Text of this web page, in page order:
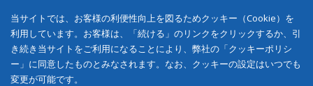
当サイトでは、お客様の利便性向上を図るためクッキー（Cookie）を
利用しています。お客様は、「続ける」のリンクをクリックするか、引
き続き当サイトをご利用になることにより、弊社の「クッキーポリシ
ー」に同意したものとみなされます。なお、クッキーの設定はいつでも
変更が可能です。